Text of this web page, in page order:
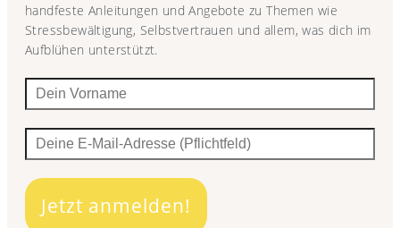
handfeste Anleitungen und Angebote zu Themen wie
Stressbewältigung, Selbstvertrauen und allem, was dich im
Aufblühen unterstützt.
Jetzt anmelden!